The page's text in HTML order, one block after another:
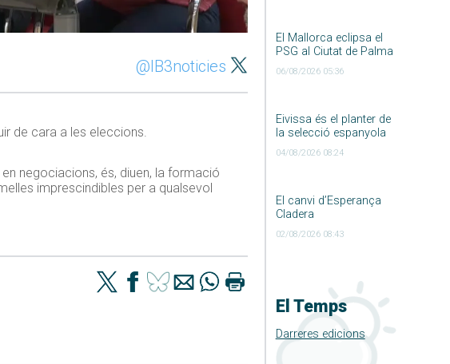
El Mallorca eclipsa el
PSG al Ciutat de Palma
06/08/2026 05:36
Eivissa és el planter de
la selecció espanyola
04/08/2026 08:24
El canvi d’Esperança
Cladera
02/08/2026 08:43
El Temps
Darreres edicions
@IB3noticies
de cara a les eleccions.
negociacions, és, diuen, la formació
imprescindibles per a qualsevol